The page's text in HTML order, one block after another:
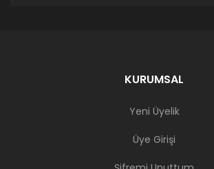
KURUMSAL
Yeni Üyelik
Üye Girişi